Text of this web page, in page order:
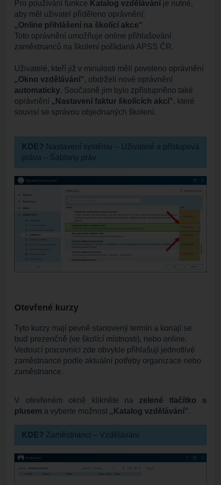
Pro používání funkce Katalog vzdělávání je nutné,
aby měl uživatel přiděleno oprávnění:
„Online přihlášení na školící akce“
Toto oprávnění umožňuje online přihlašování
zaměstnanců na školení pořádaná APSS ČR.
Uživatelé, kteří již v minulosti měli povoleno oprávnění
„Okno vzdělávání“, obdrželi nové oprávnění
automaticky. Současně jim bylo zpřístupněno také
oprávnění „Nastavení faktur školících akcí“, které
souvisí se správou objednaných školení.
KDE? Nastavení systému – Uživatelé a přístupová
práva – Šablony práv
Otevřené kurzy
Tyto kurzy mají pevně stanovený termín a konají se
buď prezenčně (ve školící místnosti), nebo online.
Vedoucí pracovníci zde obvykle přihlašují jednotlivé
zaměstnance podle aktuální potřeby organizace nebo
zaměstnance.
V otevřeném okně klikněte na zelené tlačítko s
plusem a vyberte možnost „Katalog vzdělávání“.
KDE? Zaměstnanci – Vzdělávání